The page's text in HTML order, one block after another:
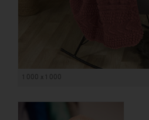
1 000 x 1 000